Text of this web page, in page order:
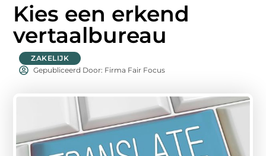
Kies een erkend
vertaalbureau
ZAKELIJK
Gepubliceerd Door: Firma Fair Focus